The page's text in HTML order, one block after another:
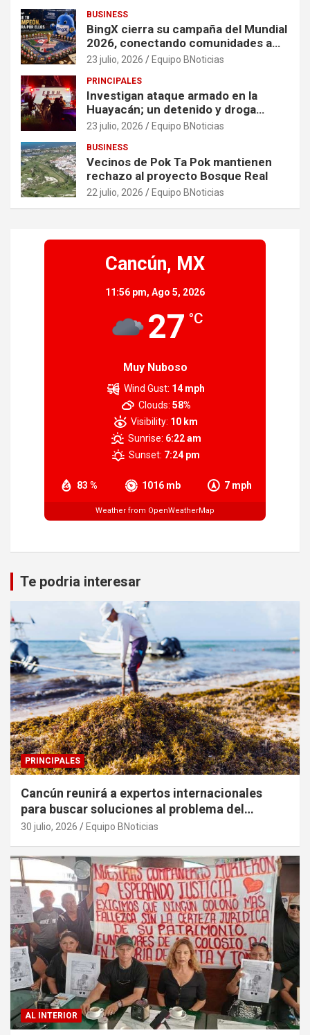
BUSINESS
BingX cierra su campaña del Mundial
2026, conectando comunidades a
través de experiencias exclusivas
23 julio, 2026 Equipo BNoticias
PRINCIPALES
Investigan ataque armado en la
Huayacán; un detenido y droga
asegurada tras persecución
23 julio, 2026 Equipo BNoticias
BUSINESS
Vecinos de Pok Ta Pok mantienen
rechazo al proyecto Bosque Real
22 julio, 2026 Equipo BNoticias
Cancún, MX
11:56 pm, Ago 5, 2026
27 °C
Muy Nuboso
83 % 1016 mb 7 mph
Wind Gust: 14 mph
Clouds: 58%
Visibility: 10 km
Sunrise: 6:22 am
Sunset: 7:24 pm
Weather from OpenWeatherMap
Te podria interesar
PRINCIPALES
Cancún reunirá a expertos internacionales
para buscar soluciones al problema del
sargazo
30 julio, 2026 Equipo BNoticias
AL INTERIOR